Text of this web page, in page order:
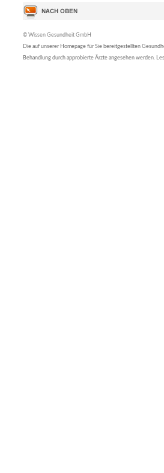
© Wissen Gesundheit GmbH
Die auf unserer Homepage für Sie bereitgestellten
Behandlung durch approbierte Ärzte angesehen werden.